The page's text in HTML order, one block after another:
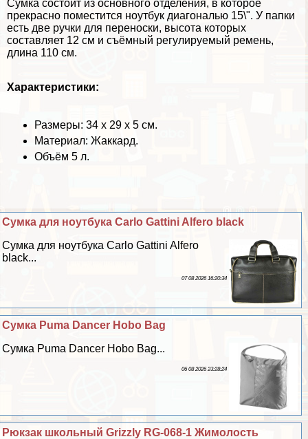
Сумка состоит из основного отделения, в которое
прекрасно поместится ноутбук диагональю 15\". У папки
есть две ручки для переноски, высота которых
составляет 12 см и съёмный регулируемый ремень,
длина 110 см.
Хаpaктеристики:
Размеры: 34 х 29 х 5 см.
Материал: Жаккард.
Объём 5 л.
Сумка для ноутбука Carlo Gattini Alfero black
Сумка для ноутбука Carlo Gattini Alfero
black...
07 08 2026 16:20:34
Сумка Puma Dancer Hobo Bag
Сумка Puma Dancer Hobo Bag...
06 08 2026 23:28:24
Рюкзак школьный Grizzly RG-068-1 Жимолость